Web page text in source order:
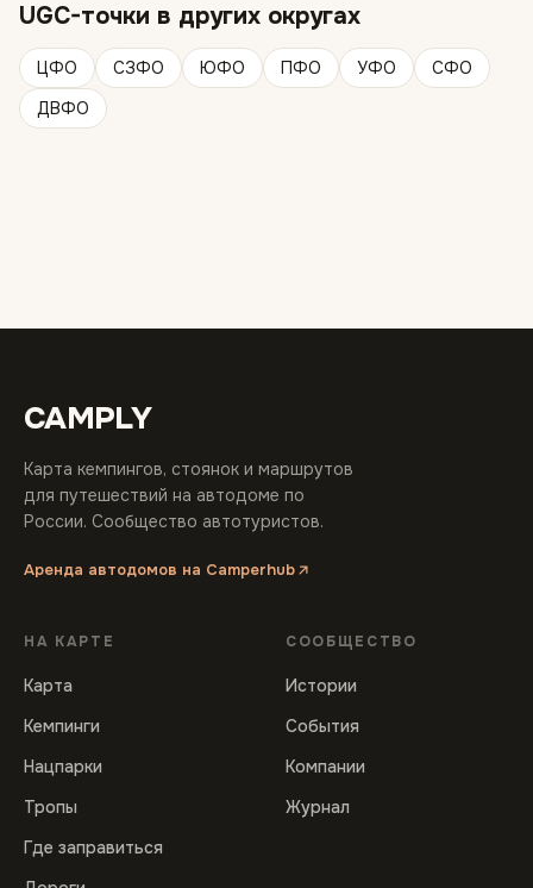
UGC-точки в других округах
ЦФО СЗФО ЮФО ПФО УФО
СФО
ДВФО
CAMPLY
Карта кемпингов, стоянок и маршрутов
для путешествий на автодоме по
России. Сообщество автотуристов.
Аренда автодомов на Camperhub
НА КАРТЕ
Карта
Кемпинги
Нацпарки
Тропы
Где заправиться
СООБЩЕСТВО
Истории
События
Компании
Журнал